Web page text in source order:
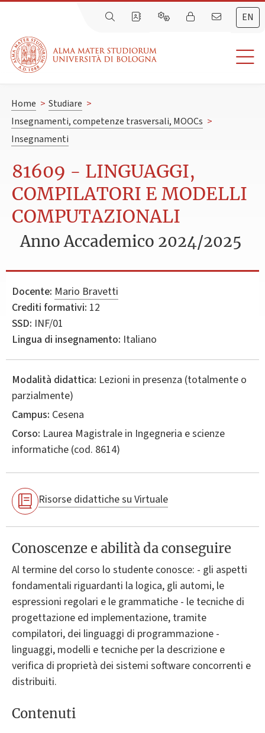
EN
Home > Studiare >
Insegnamenti, competenze trasversali, MOOCs >
Insegnamenti
81609 - LINGUAGGI,
COMPILATORI E MODELLI
COMPUTAZIONALI
Anno Accademico 2024/2025
Docente: Mario Bravetti
Crediti formativi: 12
SSD: INF/01
Lingua di insegnamento: Italiano
Modalità didattica: Lezioni in presenza (totalmente o
parzialmente)
Campus: Cesena
Corso: Laurea Magistrale in Ingegneria e scienze
informatiche (cod. 8614)
Risorse didattiche su Virtuale
Conoscenze e abilità da conseguire
Al termine del corso lo studente conosce: - gli aspetti
fondamentali riguardanti la logica, gli automi, le
espressioni regolari e le grammatiche - le tecniche di
progettazione ed implementazione, tramite
compilatori, dei linguaggi di programmazione -
linguaggi, modelli e tecniche per la descrizione e
verifica di proprietà dei sistemi software concorrenti e
distribuiti.
Contenuti
Metodi
didattici
Lezioni frontali con lavagna/PC/proiettore e esperienze in